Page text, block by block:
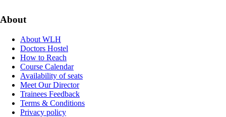
About
About WLH
Doctors Hostel
How to Reach
Course Calendar
Availability of seats
Meet Our Director
Trainees Feedback
Terms & Conditions
Privacy policy